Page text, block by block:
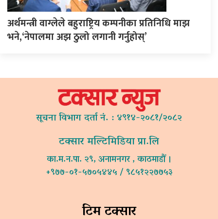
अर्थमन्त्री वाग्लेले बहुराष्ट्रिय कम्पनीका प्रतिनिधि माझ
भने,‘नेपालमा अझ ठुलो लगानी गर्नुहोस्’
सूचना विभाग दर्ता नं. : ४९१४-२०८१/२०८२
टक्सार मल्टिमिडिया प्रा.लि
का.म.न.पा. २९, अनामनगर , काठमाडौं ।
+९७७-०१-५७०५४४५ / ९८५१२२७७५३
टिम टक्सार